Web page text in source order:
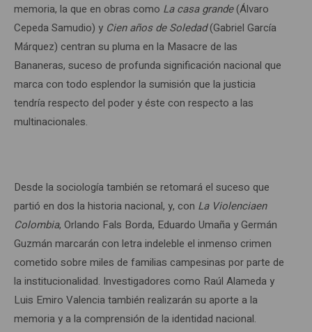
memoria, la que en obras como La casa grande(Álvaro
Cepeda Samudio) y Cien años de Soledad(Gabriel García
Márquez) centran su pluma en la Masacre de las
Bananeras, suceso de profunda significación nacional que
marca con todo esplendor la sumisión que la justicia
tendría respecto del poder y éste con respecto a las
multinacionales.
Desde la sociología también se retomará el suceso que
partió en dos la historia nacional, y, con La Violenciaen
Colombia, Orlando Fals Borda, Eduardo Umaña y Germán
Guzmán marcarán con letra indeleble el inmenso crimen
cometido sobre miles de familias campesinas por parte de
la institucionalidad. Investigadores como Raúl Alameda y
Luis Emiro Valencia también realizarán su aporte a la
memoria y a la comprensión de la identidad nacional.